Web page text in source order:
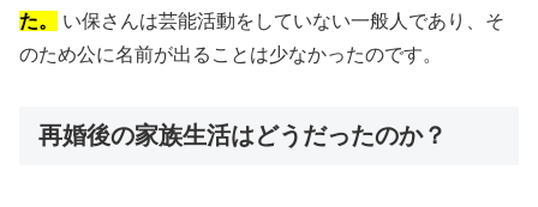
た。
い保さんは芸能活動をしていない一般人であり、そ
のため公に名前が出ることは少なかったのです。
再婚後の家族生活はどうだったのか？